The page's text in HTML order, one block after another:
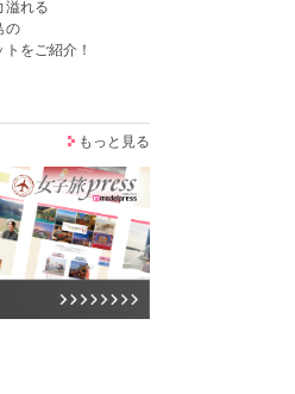
溢れる
の
をご紹介！
もっと見る